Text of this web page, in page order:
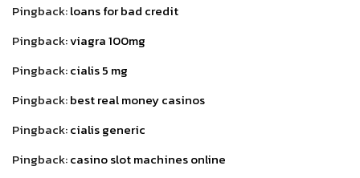
Pingback:loans for bad credit
Pingback:viagra 100mg
Pingback:cialis 5 mg
Pingback:best real money casinos
Pingback:cialis generic
Pingback:casino slot machines online